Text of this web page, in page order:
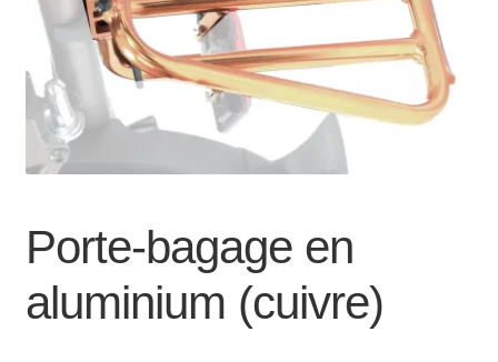
enfant
le
menu
enfant
Panier
SOLDES
Porte-bagage en
aluminium (cuivre)